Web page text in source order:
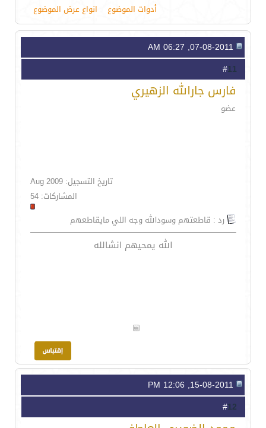
أدوات الموضوع انواع عرض الموضوع
11
فارس جارالله الزهيري
عضو
تاريخ التسجيل: Aug 2009
المشاركات: 54
رد : قاطعتهم وسودالله وجه اللي مايقاطعهم
الله يمحيهم انشالله
12